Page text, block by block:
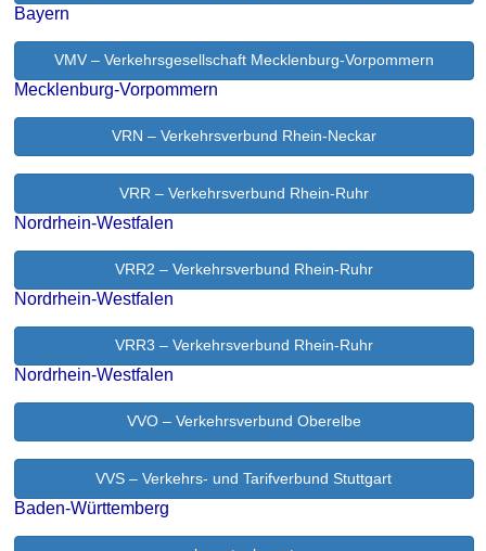
Bayern
VMV – Verkehrsgesellschaft Mecklenburg-Vorpommern
Mecklenburg-Vorpommern
VRN – Verkehrsverbund Rhein-Neckar
VRR – Verkehrsverbund Rhein-Ruhr
Nordrhein-Westfalen
VRR2 – Verkehrsverbund Rhein-Ruhr
Nordrhein-Westfalen
VRR3 – Verkehrsverbund Rhein-Ruhr
Nordrhein-Westfalen
VVO – Verkehrsverbund Oberelbe
VVS – Verkehrs- und Tarifverbund Stuttgart
Baden-Württemberg